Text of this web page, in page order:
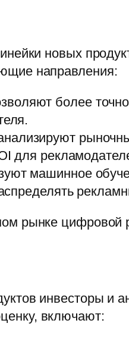
новых
направления:
более
для
машинное
рынке цифровой
инвесторы и
включают: